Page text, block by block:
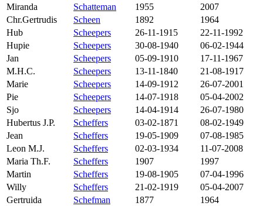
Miranda
Schatteman 1955
2007
Chr.Gertrudis
Scheen 1892
1964
Hub
Scheepers 26-11-1915
22-11-1992
Hupie
Scheepers 30-08-1940
06-02-1944
Jan
Scheepers 05-09-1910
17-11-1967
M.H.C.
Scheepers 13-11-1840
21-08-1917
Marie
Scheepers 14-09-1912
26-07-2001
Pie
Scheepers 14-07-1918
05-04-2002
Sjo
Scheepers 14-04-1914
26-07-1980
Hubertus J.P.
Scheffers 03-02-1871
08-02-1949
Jean
Scheffers 19-05-1909
07-08-1985
Leon M.J.
Scheffers 02-03-1934
11-07-2008
Maria Th.F.
Scheffers 1907
1997
Martin
Scheffers 19-08-1905
07-04-1996
Willy
Scheffers 21-02-1919
05-04-2007
Gertruida
Schefman 1877
1964